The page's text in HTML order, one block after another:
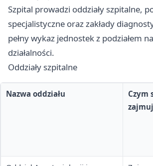
Szpital prowadzi oddziały szpitalne,
specjalistyczne oraz zakłady
pełny wykaz jednostek z podziałem
działalności.
Oddziały szpitalne
Nazwa oddziału
Czym